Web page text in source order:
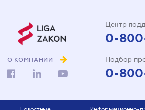
О КОМПАНИИ
Центр
0-
Подбор
0-